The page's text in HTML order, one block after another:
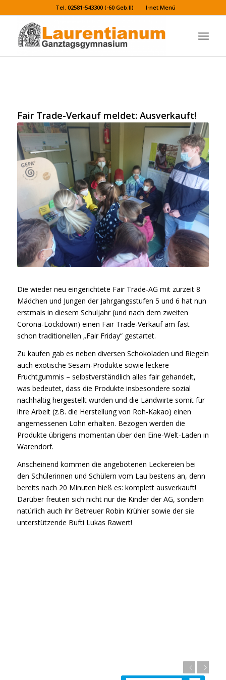
Tel. 02581-543300 (-60 Geb.II) I-net Menü
Fair Trade-Verkauf meldet: Ausverkauft!
Die wieder neu eingerichtete Fair Trade-AG mit zurzeit 8
Mädchen und Jungen der Jahrgangsstufen 5 und 6 hat nun
erstmals in diesem Schuljahr (und nach dem zweiten
Corona-Lockdown) einen Fair Trade-Verkauf am fast
schon traditionellen „Fair Friday“ gestartet.
Zu kaufen gab es neben diversen Schokoladen und Riegeln
auch exotische Sesam-Produkte sowie leckere
Fruchtgummis – selbstverständlich alles fair gehandelt,
was bedeutet, dass die Produkte insbesondere sozial
nachhaltig hergestellt wurden und die Landwirte somit für
ihre Arbeit (z.B. die Herstellung von Roh-Kakao) einen
angemessenen Lohn erhalten. Bezogen werden die
Produkte übrigens momentan über den Eine-Welt-Laden in
Warendorf.
Anscheinend kommen die angebotenen Leckereien bei
den Schülerinnen und Schülern vom Lau bestens an, denn
bereits nach 20 Minuten hieß es: komplett ausverkauft!
Darüber freuten sich nicht nur die Kinder der AG, sondern
natürlich auch ihr Betreuer Robin Krühler sowie der sie
unterstützende Bufti Lukas Rawert!